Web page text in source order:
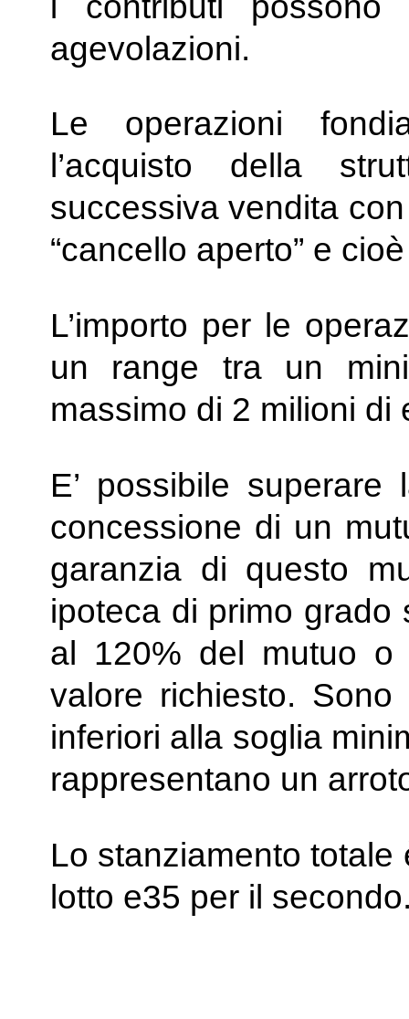
agevolazioni.
Le operazioni
l’acquisto della
successiva vendita
“cancello aperto” e
L’importo per le
un range tra un
massimo di 2 milioni di
E’ possibile
concessione di un
garanzia di questo
ipoteca di primo grado
al 120% del mutuo
valore richiesto.
inferiori alla soglia
rappresentano un
Lo stanziamento
lotto e35 per il